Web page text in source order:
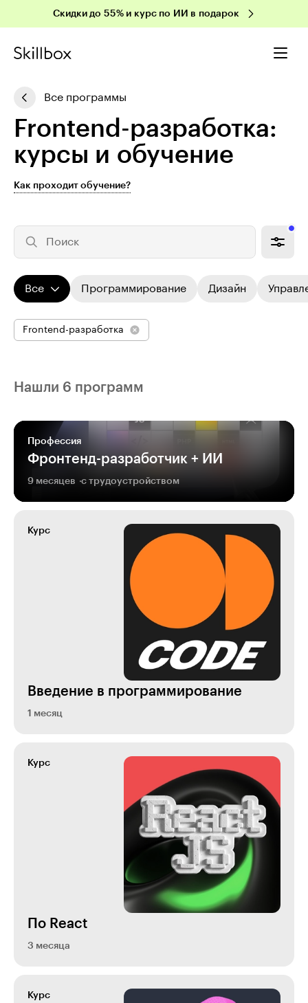
Скидки до 55% и курс по ИИ в подарок
Все программы
Frontend-разработка:
курсы и обучение
Как проходит обучение?
Поиск
Все Программирование Дизайн
Frontend-разработка
Нашли 6 программ
Профессия
Фронтенд-разработчик + ИИ
9 месяцев с трудоустройством
Курс
Введение в программирование
1 месяц
Курс
По React
3 месяца
Курс